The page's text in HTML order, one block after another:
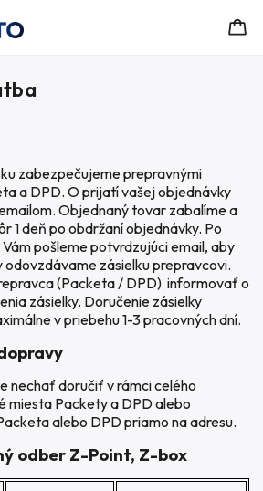
zabezpečujeme prepravnými
a DPD. O prijatí vašej objednávky
Objednaný tovar zabalíme a
1 deň po obdržaní objednávky. Po
pošleme potvrdzujúci email, aby
zásielku prepravcovi.
(Packeta / DPD) informovať o
zásielky. Doručenie zásielky
v priebehu 1-3 pracovných dní.
nechať doručiť v rámci celého
miesta Packety a DPD alebo
alebo DPD priamo na adresu.
odber Z-Point, Z-box